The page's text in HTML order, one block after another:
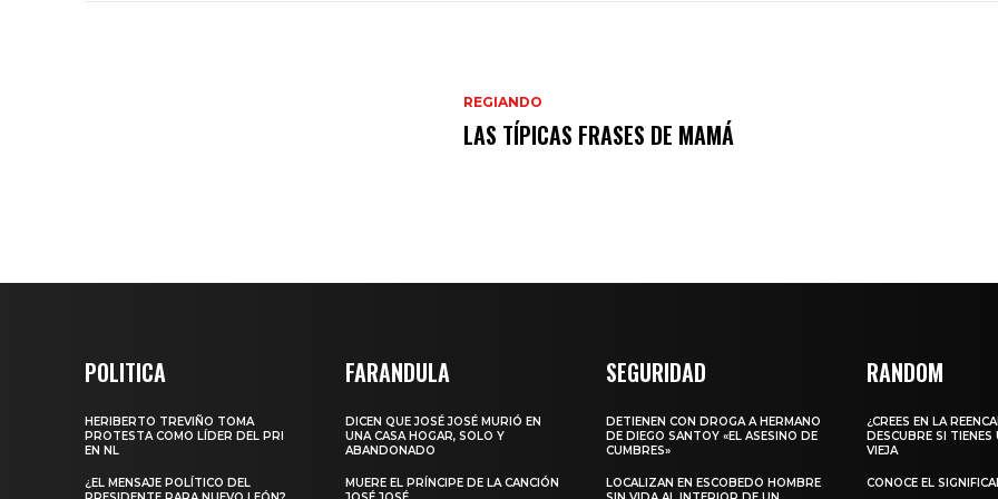
REGIANDO
LAS TÍPICAS FRASES DE MAMÁ
POLITICA
HERIBERTO TREVIÑO TOMA
PROTESTA COMO LÍDER DEL PRI
EN NL
¿EL MENSAJE POLÍTICO DEL
FARANDULA
DICEN QUE JOSÉ JOSÉ MURIÓ EN
UNA CASA HOGAR, SOLO Y
ABANDONADO
MUERE EL PRÍNCIPE DE LA CANCIÓN
SEGURIDAD
DETIENEN CON DROGA A HERMANO
DE DIEGO SANTOY «EL ASESINO DE
CUMBRES»
LOCALIZAN EN ESCOBEDO HOMBRE
RANDOM
¿CREES EN LA
DESCUBRE SI TIENES
VIEJA
CONOCE EL